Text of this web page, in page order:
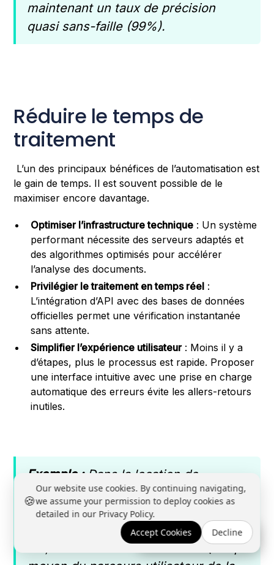
maintenant un taux de précision
quasi sans-faille (99%).
Réduire le temps de
traitement
L’un des principaux bénéfices de l’automatisation est
le gain de temps. Il est souvent possible de le
maximiser encore davantage.
Optimiser l’infrastructure technique : Un système
performant nécessite des serveurs adaptés et
des algorithmes optimisés pour accélérer
l’analyse des documents.
Privilégier le traitement en temps réel :
L’intégration d’API avec des bases de données
officielles permet une vérification instantanée
sans attente.
Simplifier l’expérience utilisateur: Moins il y a
d’étapes, plus le processus est rapide. Proposer
une interface intuitive avec une prise en charge
automatique des erreurs évite les allers-retours
inutiles.
Exemple :Dans la location de
voitures, le délai d'inscription était de
24 à 48h parce qu'il demandait une
vérification manuelle. En intégrant
l'IA, ce délai est tombé à 5min (temps
🍪
Our website use cookies. By continuing navigating,
we assume your permission to deploy cookies as
detailed in our Privacy Policy.
Accept Cookies
Decline
Réserver une démo →